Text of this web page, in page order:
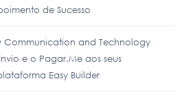
de Sucesso
Communication and Technology
e o Pagar.Me aos seus
Easy Builder